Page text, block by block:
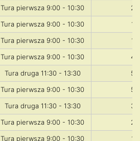
Tura pierwsza 9:00 - 10:30
25
Tura pierwsza 9:00 - 10:30
18
Tura pierwsza 9:00 - 10:30
18
Tura pierwsza 9:00 - 10:30
40
Tura druga 11:30 - 13:30
50
Tura pierwsza 9:00 - 10:30
50
Tura druga 11:30 - 13:30
35
Tura pierwsza 9:00 - 10:30
26
Tura pierwsza 9:00 - 10:30
19